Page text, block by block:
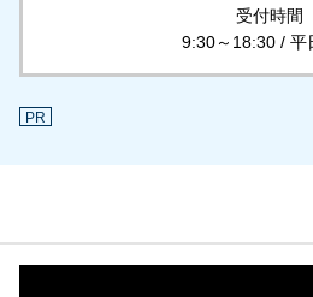
受付時間
9:30～18:30 / 平
PR